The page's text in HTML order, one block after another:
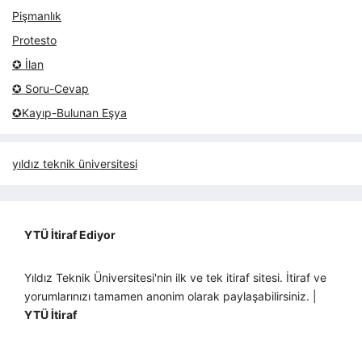
Pişmanlık
Protesto
✪ İlan
✪ Soru-Cevap
✪Kayıp-Bulunan Eşya
yıldız teknik üniversitesi
YTÜ İtiraf Ediyor
Yıldız Teknik Üniversitesi'nin ilk ve tek itiraf sitesi. İtiraf ve
yorumlarınızı tamamen anonim olarak paylaşabilirsiniz. |
YTÜ İtiraf